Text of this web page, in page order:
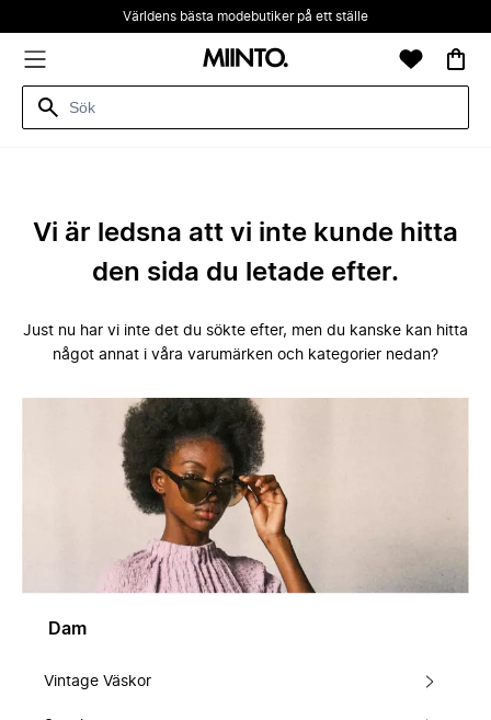
Världens bästa modebutiker på ett ställe
Vi är ledsna att vi inte kunde hitta
den sida du letade efter.
Just nu har vi inte det du sökte efter, men du kanske kan hitta
något annat i våra varumärken och kategorier nedan?
Dam
Vintage Väskor